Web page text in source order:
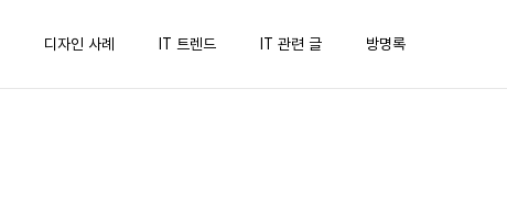
디자인 사례 IT 트렌드 IT 관련 글 방명록